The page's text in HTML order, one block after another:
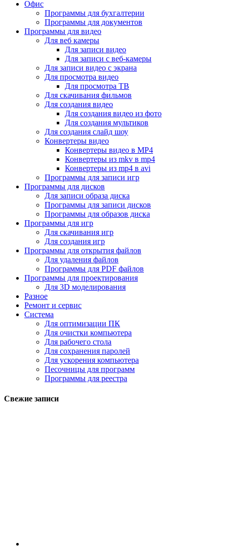
Офис
Программы для бухгалтерии
Программы для документов
Программы для видео
Для веб камеры
Для записи видео
Для записи с веб-камеры
Для записи видео с экрана
Для просмотра видео
Для просмотра ТВ
Для скачивания фильмов
Для создания видео
Для создания видео из фото
Для создания мультиков
Для создания слайд шоу
Конвертеры видео
Конвертеры видео в MP4
Конвертеры из mkv в mp4
Конвертеры из mp4 в avi
Программы для записи игр
Программы для дисков
Для записи образа диска
Программы для записи дисков
Программы для образов диска
Программы для игр
Для скачивания игр
Для создания игр
Программы для открытия файлов
Для удаления файлов
Программы для PDF файлов
Программы для проектирования
Для 3D моделирования
Разное
Ремонт и сервис
Система
Для оптимизации ПК
Для очистки компьютера
Для рабочего стола
Для сохранения паролей
Для ускорения компьютера
Песочницы для программ
Программы для реестра
Свежие записи